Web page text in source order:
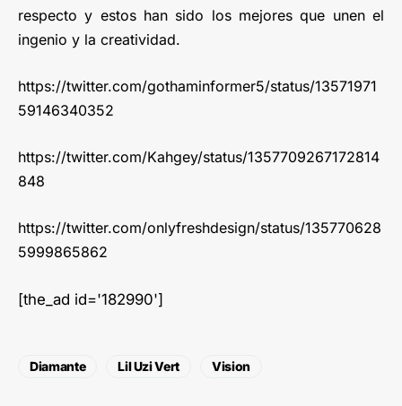
respecto y estos han sido los mejores que unen el
ingenio y la creatividad.
https://twitter.com/gothaminformer5/status/13571971
59146340352
https://twitter.com/Kahgey/status/1357709267172814
848
https://twitter.com/onlyfreshdesign/status/135770628
5999865862
[the_ad id='182990']
Diamante Lil Uzi Vert Vision